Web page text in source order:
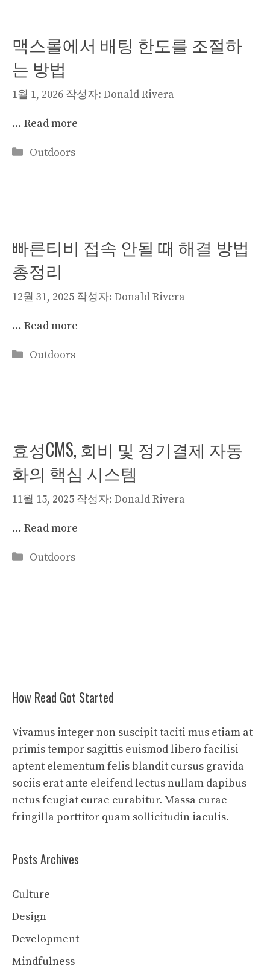
맥스롤에서 배팅 한도를 조절하
는 방법
1월 1, 2026 작성자: Donald Rivera
… Read more
카
Outdoors
빠른티비 접속 안될 때 해결 방법
총정리
12월 31, 2025 작성자: Donald Rivera
… Read more
카
Outdoors
효성CMS, 회비 및 정기결제 자동
화의 핵심 시스템
11월 15, 2025 작성자: Donald Rivera
… Read more
카
Outdoors
How Read Got Started
Vivamus integer non suscipit taciti mus etiam at
primis tempor sagittis euismod libero facilisi
aptent elementum felis blandit cursus gravida
sociis erat ante eleifend lectus nullam dapibus
netus feugiat curae curabitur. Massa curae
fringilla porttitor quam sollicitudin iaculis.
Posts Archives
Culture
Design
Development
Mindfulness